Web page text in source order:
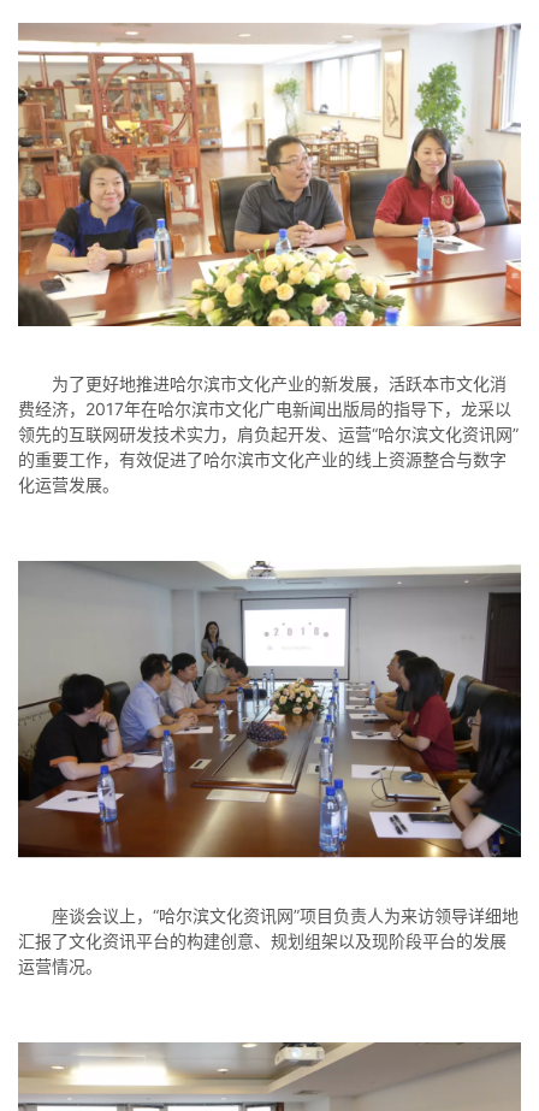
为了更好地推进哈尔滨市文化产业的新发展，活跃本市文化消
费经济，2017年在哈尔滨市文化广电新闻出版局的指导下，龙采以
领先的互联网研发技术实力，肩负起开发、运营“哈尔滨文化资讯网”
的重要工作，有效促进了哈尔滨市文化产业的线上资源整合与数字
化运营发展。
座谈会议上，“哈尔滨文化资讯网”项目负责人为来访领导详细地
汇报了文化资讯平台的构建创意、规划组架以及现阶段平台的发展
运营情况。